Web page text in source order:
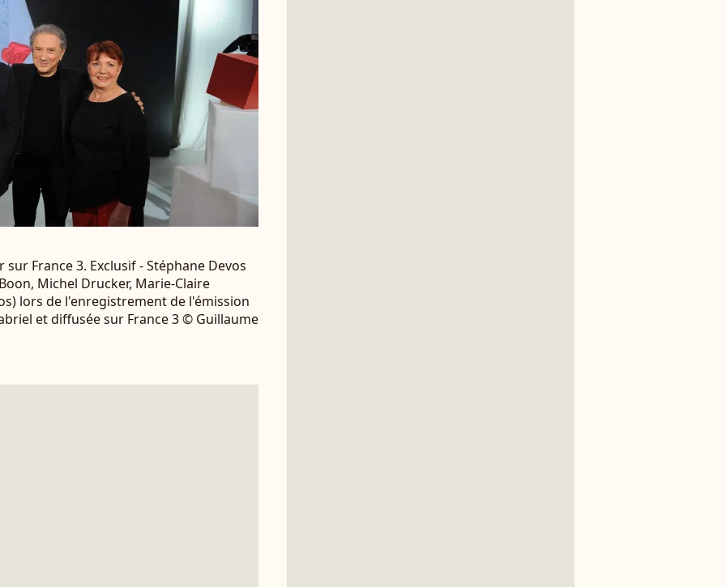
France 3. Exclusif - Stéphane Devos
Michel Drucker, Marie-Claire
lors de l'enregistrement de l'émission
et diffusée sur France 3 © Guillaume